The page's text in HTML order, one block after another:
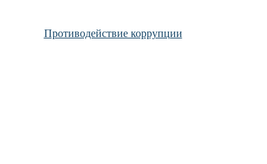
Противодействие коррупции